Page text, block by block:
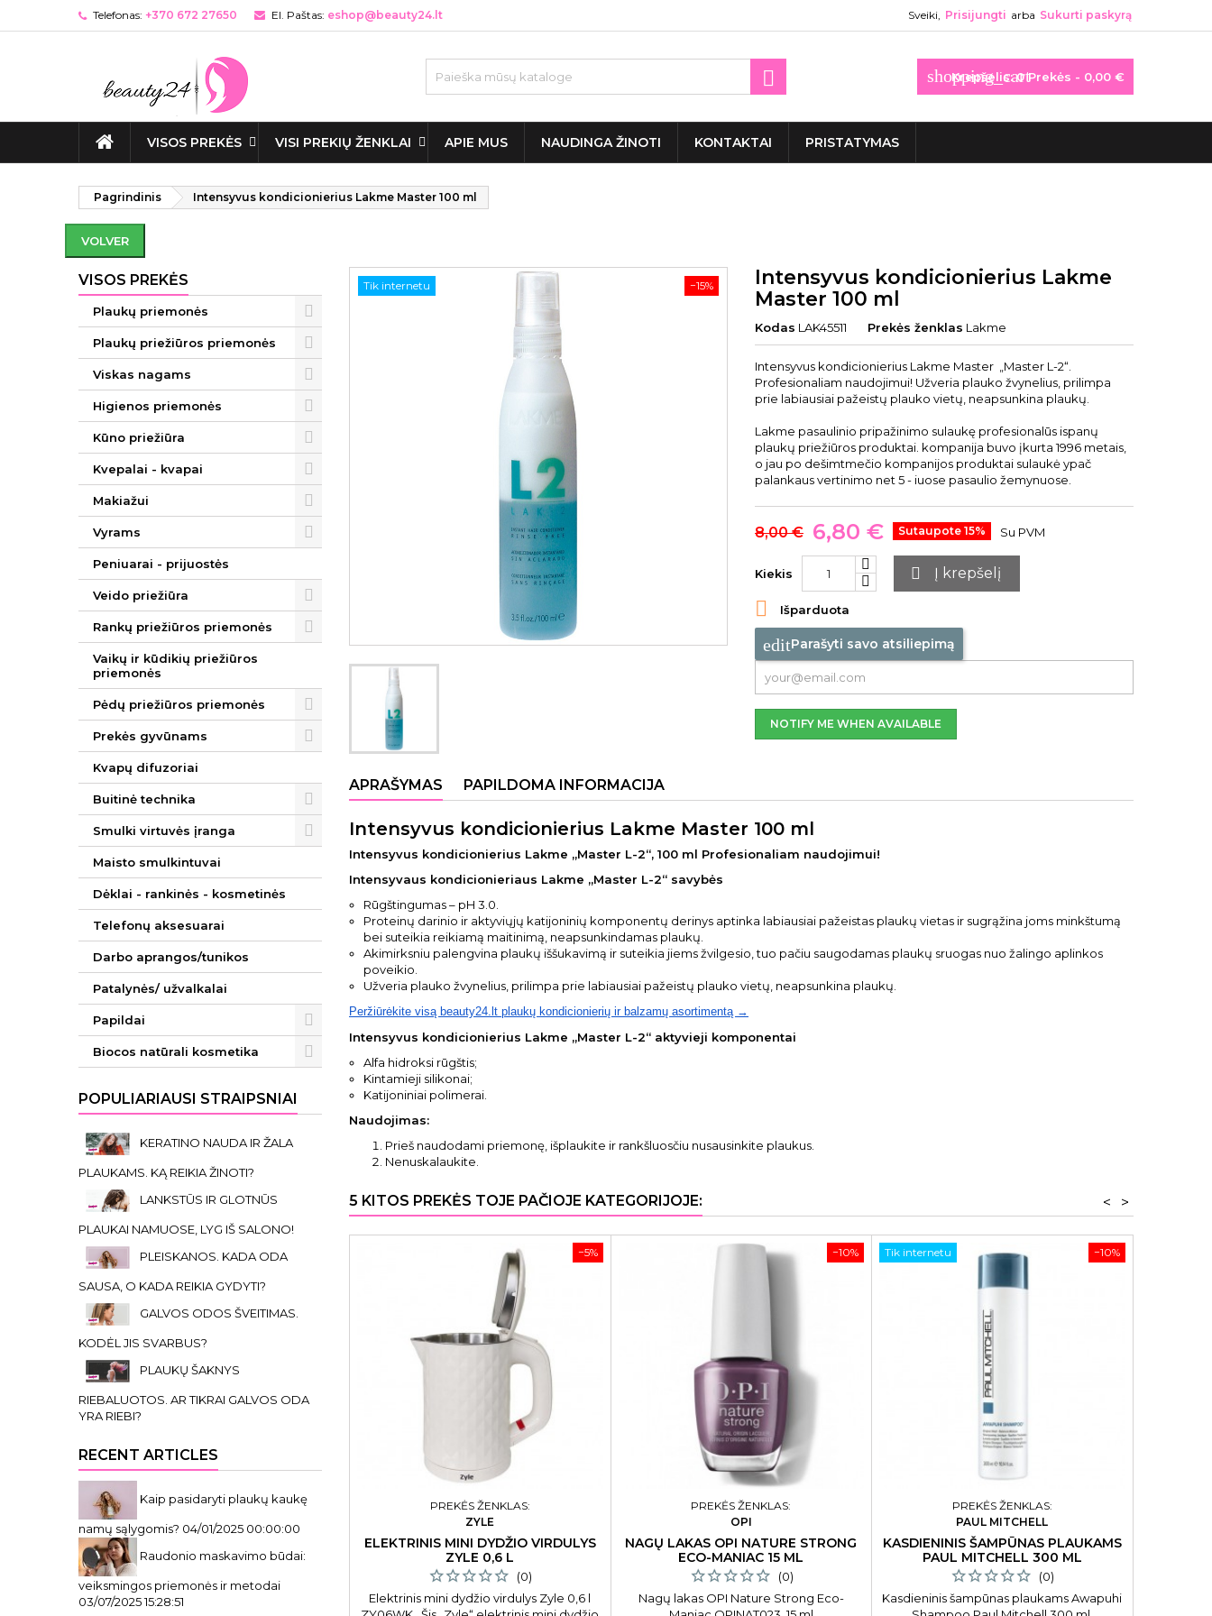
Telefonas: +370 672 27650 El. Paštas: eshop@beauty24.lt Sveiki, Prisijungti arba Sukurti paskyrą
shopping_cart
Krepšelis: 0Prekės - 0,00 €

VISOS PREKĖS VISI PREKIŲ ŽENKLAI APIE MUS NAUDINGA ŽINOTI KONTAKTAI PRISTATYMAS
Pagrindinis Intensyvus kondicionierius Lakme Master 100 ml
VOLVER
VISOS PREKĖS
Plaukų priemonės
Plaukų priežiūros priemonės
Viskas nagams
Higienos priemonės
Kūno priežiūra
Kvepalai - kvapai
Makiažui
Vyrams
Peniuarai - prijuostės
Veido priežiūra
Rankų priežiūros priemonės
Vaikų ir kūdikių priežiūros
priemonės
Pėdų priežiūros priemonės
Prekės gyvūnams
Kvapų difuzoriai
Buitinė technika
Smulki virtuvės įranga
Maisto smulkintuvai
Dėklai - rankinės - kosmetinės
Telefonų aksesuarai
Darbo aprangos/tunikos
Patalynės/ užvalkalai
Papildai
Biocos natūrali kosmetika
POPULIARIAUSI STRAIPSNIAI
KERATINO NAUDA IR ŽALA
PLAUKAMS. KĄ REIKIA ŽINOTI?
LANKSTŪS IR GLOTNŪS
PLAUKAI NAMUOSE, LYG IŠ SALONO!
PLEISKANOS. KADA ODA
SAUSA, O KADA REIKIA GYDYTI?
GALVOS ODOS ŠVEITIMAS.
KODĖL JIS SVARBUS?
PLAUKŲ ŠAKNYS
RIEBALUOTOS. AR TIKRAI GALVOS ODA
YRA RIEBI?
RECENT ARTICLES
Kaip pasidaryti plaukų kaukę
namų sąlygomis? 04/01/2025 00:00:00
Raudonio maskavimo būdai:
veiksmingos priemonės ir metodai
03/07/2025 15:28:51
−15%
Tik internetu
Intensyvus kondicionierius Lakme
Master 100 ml
Kodas LAK45511 Prekės ženklas Lakme
Intensyvus kondicionierius Lakme Master „Master L-2“.
Profesionaliam naudojimui! Užveria plauko žvynelius, prilimpa
prie labiausiai pažeistų plauko vietų, neapsunkina plaukų.
Lakme pasaulinio pripažinimo sulaukę profesionalūs ispanų
plaukų priežiūros produktai. kompanija buvo įkurta 1996 metais,
o jau po dešimtmečio kompanijos produktai sulaukė ypač
palankaus vertinimo net 5 - iuose pasaulio žemynuose.
8,00 € 6,80 € Sutaupote 15% Su PVM
Kiekis  Į krepšelį
 Išparduota
editParašyti savo atsiliepimą
NOTIFY ME WHEN AVAILABLE
APRAŠYMAS PAPILDOMA INFORMACIJA
Intensyvus kondicionierius Lakme Master 100 ml
Intensyvus kondicionierius Lakme „Master L-2“, 100 ml Profesionaliam naudojimui!
Intensyvaus kondicionieriaus Lakme „Master L-2“ savybės
Rūgštingumas – pH 3.0.
Proteinų darinio ir aktyviųjų katijoninių komponentų derinys aptinka labiausiai pažeistas plaukų vietas ir sugrąžina joms minkštumą
bei suteikia reikiamą maitinimą, neapsunkindamas plaukų.
Akimirksniu palengvina plaukų iššukavimą ir suteikia jiems žvilgesio, tuo pačiu saugodamas plaukų sruogas nuo žalingo aplinkos
poveikio.
Užveria plauko žvynelius, prilimpa prie labiausiai pažeistų plauko vietų, neapsunkina plaukų.
Peržiūrėkite visą beauty24.lt plaukų kondicionierių ir balzamų asortimentą →
Intensyvus kondicionierius Lakme „Master L-2“ aktyvieji komponentai
Alfa hidroksi rūgštis;
Kintamieji silikonai;
Katijoniniai polimerai.
Naudojimas:
Prieš naudodami priemonę, išplaukite ir rankšluosčiu nusausinkite plaukus.
Nenuskalaukite.
5 KITOS PREKĖS TOJE PAČIOJE KATEGORIJOJE: >
<
−5%
PREKĖS ŽENKLAS:
ZYLE
ELEKTRINIS MINI DYDŽIO VIRDULYS
ZYLE 0,6 L
(0)
Elektrinis mini dydžio virdulys Zyle 0,6 l
−10%
PREKĖS ŽENKLAS:
OPI
NAGŲ LAKAS OPI NATURE STRONG
ECO-MANIAC 15 ML
(0)
Nagų lakas OPI Nature Strong Eco-
−10%
Tik internetu
PREKĖS ŽENKLAS:
PAUL MITCHELL
KASDIENINIS ŠAMPŪNAS PLAUKAMS
PAUL MITCHELL 300 ML
(0)
Kasdieninis šampūnas plaukams Awapuhi